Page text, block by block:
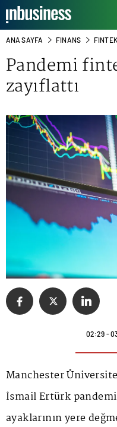
ANA SAYFA FINANS FINTEK
Pandemi
zayıflattı
02:29 -
Manchester
İsmail Ertürk
ayaklarının yere